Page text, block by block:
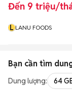
Đến 9 triệu/
L LANU FOODS
Bạn cần tìm
Dung lượng: 64